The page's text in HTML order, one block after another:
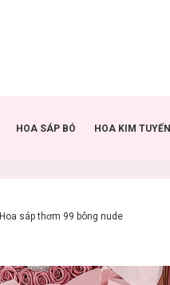
HOA SÁP BÓ HOA KIM TUYẾN
Hoa sáp thơm 99 bông nude